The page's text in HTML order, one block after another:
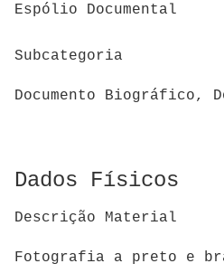
Espólio Documental
Subcategoria
Documento Biográfico,
Dados Físicos
Descrição Material
Fotografia a preto e